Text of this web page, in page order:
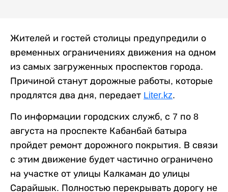
Жителей и гостей столицы предупредили о
временных ограничениях движения на одном
из самых загруженных проспектов города.
Причиной станут дорожные работы, которые
продлятся два дня, передает Liter.kz.
По информации городских служб, с 7 по 8
августа на проспекте Кабанбай батыра
пройдет ремонт дорожного покрытия. В связи
с этим движение будет частично ограничено
на участке от улицы Калкаман до улицы
Сарайшык. Полностью перекрывать дорогу не